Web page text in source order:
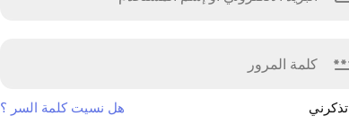
تذكرني هل نسيت كلمة السر ؟